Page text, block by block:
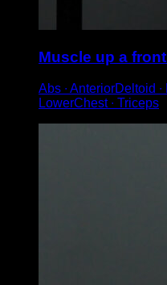
Muscle up a
Abs ∙ AnteriorDeltoid ∙
LowerChest ∙ Triceps